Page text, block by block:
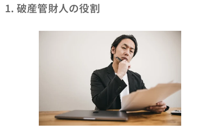
1. 破産管財人の役割